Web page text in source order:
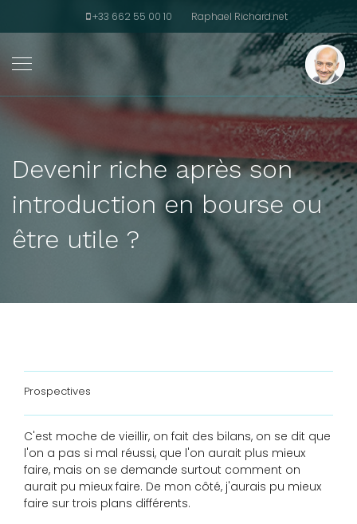
+33 662 55 00 10 Raphael Richard.net
Devenir riche après son
introduction en bourse ou
être utile ?
Prospectives
C'est moche de vieillir, on fait des bilans, on se dit que
l'on a pas si mal réussi, que l'on aurait plus mieux
faire, mais on se demande surtout comment on
aurait pu mieux faire. De mon côté, j'aurais pu mieux
faire sur trois plans différents.